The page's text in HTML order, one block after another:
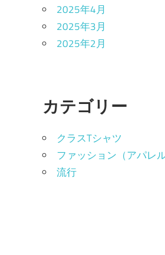
2025年4月
2025年3月
2025年2月
カテゴリー
クラスTシャツ
ファッション（アパレル
流行